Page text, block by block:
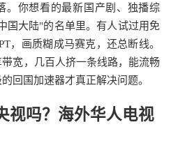
。你想看的最新国产剧、独播综
国大陆"的名单里。有人试过用免
，画质糊成马赛克，还总断线。
宽，几百人挤一条线路，能流畅
回国加速器才真正解决问题。
视吗？海外华人电视